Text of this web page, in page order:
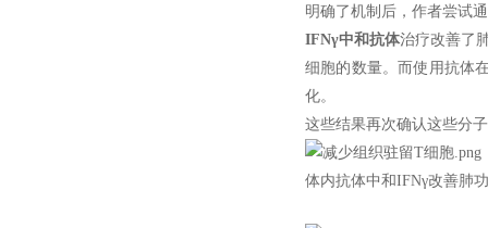
明确了机制后，作者尝试
IFNγ中和抗体治疗改善了
细胞的数量。而使用抗体
化。
这些结果再次确认这些分
体内抗体中和IFNγ改善肺